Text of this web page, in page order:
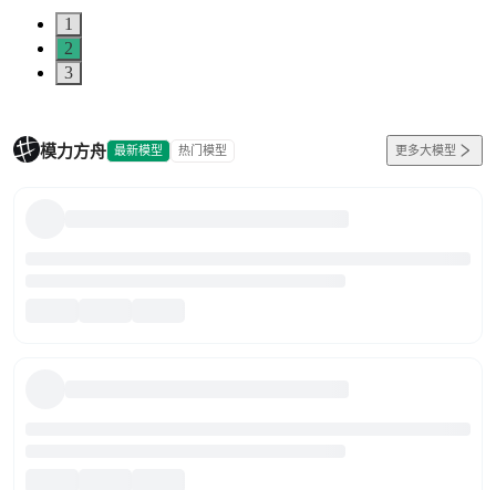
1
2
3
模力方舟 最新模型 热门模型 更多大模型